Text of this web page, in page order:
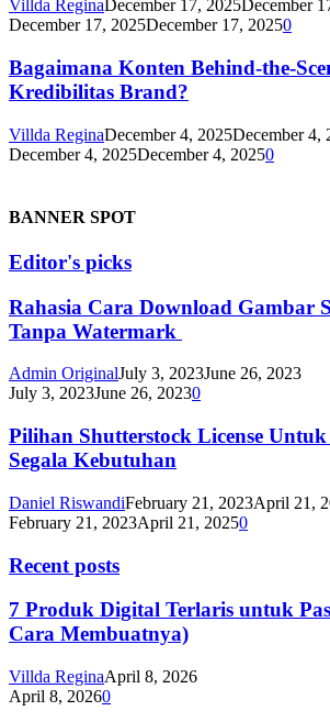
Villda ReginaDecember 17, 2025December
December 17, 2025December 17, 20250
Bagaimana Konten Behind-the-
Kredibilitas Brand?
Villda ReginaDecember 4, 2025December 4,
December 4, 2025December 4, 20250
BANNER SPOT
Editor's picks
Rahasia Cara Download Gambar
Tanpa Watermark
Admin OriginalJuly 3, 2023June 26, 2023
July 3, 2023June 26, 20230
Pilihan Shutterstock License
Segala Kebutuhan
Daniel RiswandiFebruary 21, 2023April 21,
February 21, 2023April 21, 20250
Recent posts
7 Produk Digital Terlaris untuk
Cara Membuatnya)
Villda ReginaApril 8, 2026
April 8, 20260